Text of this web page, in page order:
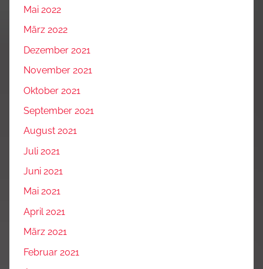
Mai 2022
März 2022
Dezember 2021
November 2021
Oktober 2021
September 2021
August 2021
Juli 2021
Juni 2021
Mai 2021
April 2021
März 2021
Februar 2021